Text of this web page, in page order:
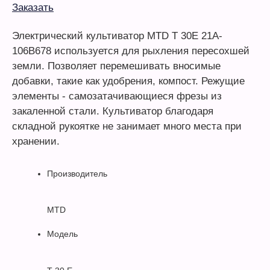
Заказать
Электрический культиватор MTD T 30E 21A-
106B678 используется для рыхления пересохшей
земли. Позволяет перемешивать вносимые
добавки, такие как удобрения, компост. Режущие
элементы - самозатачивающиеся фрезы из
закаленной стали. Культиватор благодаря
складной рукоятке не занимает много места при
хранении.
Производитель
MTD
Модель